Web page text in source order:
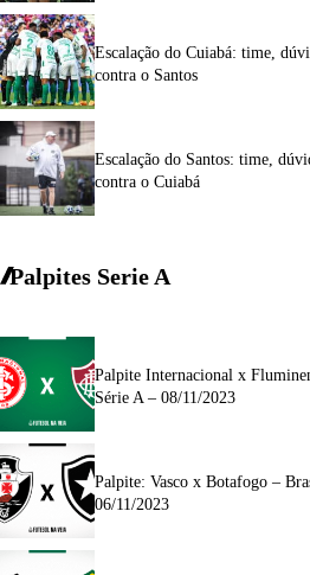
Escalação do Cuiabá: time,
contra o Santos
Escalação do Santos: time,
contra o Cuiabá
Palpites Serie A
Palpite Internacional x
Série A – 08/11/2023
Palpite: Vasco x Botafogo –
06/11/2023